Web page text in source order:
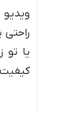
یا
کیفیت